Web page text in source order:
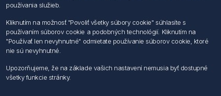
Môj účet
Môj účet
Objednávky
Adresy
používania služieb.
Kliknutím na možnosť "Povoliť všetky súbory cookie" súhlasíte s
používaním súborov cookie a podobných technológií. Kliknutím na
"Používať len nevyhnutné" odmietate používanie súborov cookie, ktoré
nie sú nevyhnutné.
Upozorňujeme, že na základe vašich nastavení nemusia byť dostupné
všetky funkcie stránky.